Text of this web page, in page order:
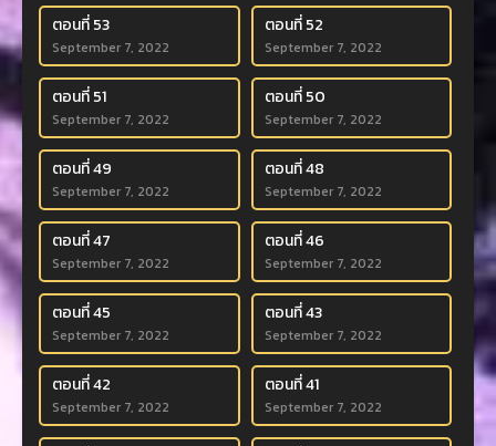
ตอนที่ 53
September 7, 2022
ตอนที่ 52
September 7, 2022
ตอนที่ 51
September 7, 2022
ตอนที่ 50
September 7, 2022
ตอนที่ 49
September 7, 2022
ตอนที่ 48
September 7, 2022
ตอนที่ 47
September 7, 2022
ตอนที่ 46
September 7, 2022
ตอนที่ 45
September 7, 2022
ตอนที่ 43
September 7, 2022
ตอนที่ 42
September 7, 2022
ตอนที่ 41
September 7, 2022